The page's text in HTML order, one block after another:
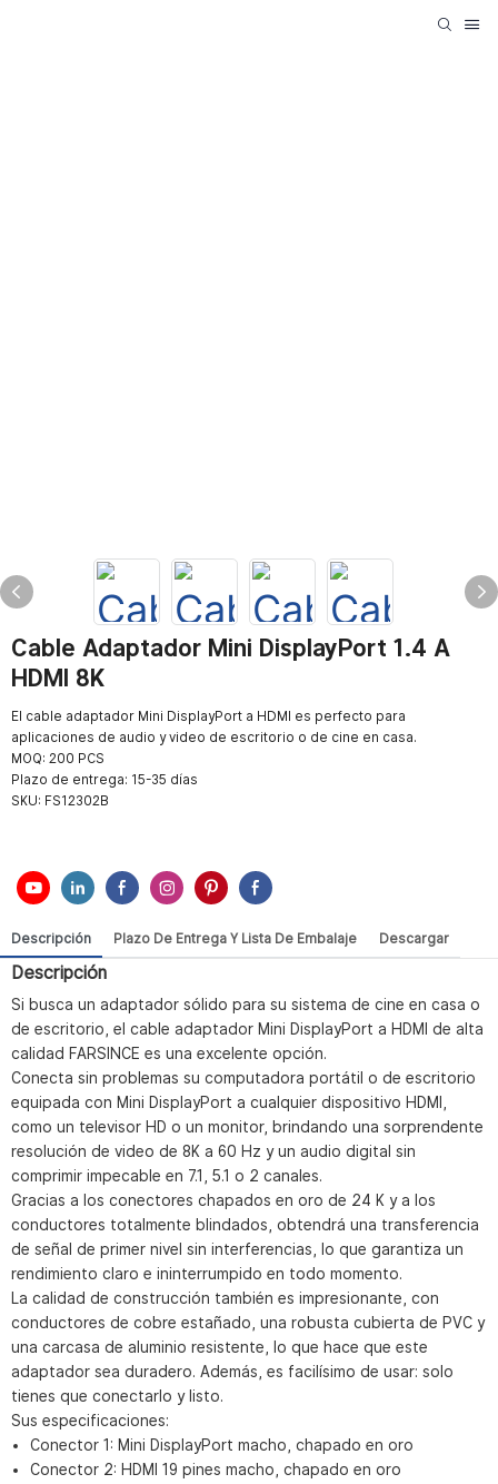
Cable Adaptador Mini DisplayPort 1.4 A
HDMI 8K
El cable adaptador Mini DisplayPort a HDMI es perfecto para
aplicaciones de audio y video de escritorio o de cine en casa.
MOQ: 200 PCS
Plazo de entrega: 15-35 días
SKU: FS12302B
Descripción Plazo De Entrega Y Lista De Embalaje Descargar
Descripción
Si busca un adaptador sólido para su sistema de cine en casa o
de escritorio, el cable adaptador Mini DisplayPort a HDMI de alta
calidad FARSINCE es una excelente opción.
Conecta sin problemas su computadora portátil o de escritorio
equipada con Mini DisplayPort a cualquier dispositivo HDMI,
como un televisor HD o un monitor, brindando una sorprendente
resolución de video de 8K a 60 Hz y un audio digital sin
comprimir impecable en 7.1, 5.1 o 2 canales.
Gracias a los conectores chapados en oro de 24 K y a los
conductores totalmente blindados, obtendrá una transferencia
de señal de primer nivel sin interferencias, lo que garantiza un
rendimiento claro e ininterrumpido en todo momento.
La calidad de construcción también es impresionante, con
conductores de cobre estañado, una robusta cubierta de PVC y
una carcasa de aluminio resistente, lo que hace que este
adaptador sea duradero. Además, es facilísimo de usar: solo
tienes que conectarlo y listo.
Sus especificaciones:
Conector 1: Mini DisplayPort macho, chapado en oro
Conector 2: HDMI 19 pines macho, chapado en oro